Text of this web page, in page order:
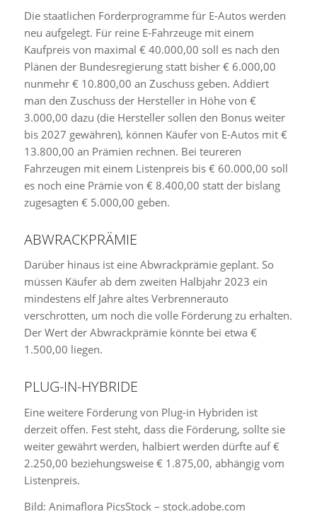
Die staatlichen Förderprogramme für E-Autos werden
neu aufgelegt. Für reine E-Fahrzeuge mit einem
Kaufpreis von maximal € 40.000,00 soll es nach den
Plänen der Bundesregierung statt bisher € 6.000,00
nunmehr € 10.800,00 an Zuschuss geben. Addiert
man den Zuschuss der Hersteller in Höhe von €
3.000,00 dazu (die Hersteller sollen den Bonus weiter
bis 2027 gewähren), können Käufer von E-Autos mit €
13.800,00 an Prämien rechnen. Bei teureren
Fahrzeugen mit einem Listenpreis bis € 60.000,00 soll
es noch eine Prämie von € 8.400,00 statt der bislang
zugesagten € 5.000,00 geben.
ABWRACKPRÄMIE
Darüber hinaus ist eine Abwrackprämie geplant. So
müssen Käufer ab dem zweiten Halbjahr 2023 ein
mindestens elf Jahre altes Verbrennerauto
verschrotten, um noch die volle Förderung zu erhalten.
Der Wert der Abwrackprämie könnte bei etwa €
1.500,00 liegen.
PLUG-IN-HYBRIDE
Eine weitere Förderung von Plug-in Hybriden ist
derzeit offen. Fest steht, dass die Förderung, sollte sie
weiter gewährt werden, halbiert werden dürfte auf €
2.250,00 beziehungsweise € 1.875,00, abhängig vom
Listenpreis.
Bild: Animaflora PicsStock – stock.adobe.com